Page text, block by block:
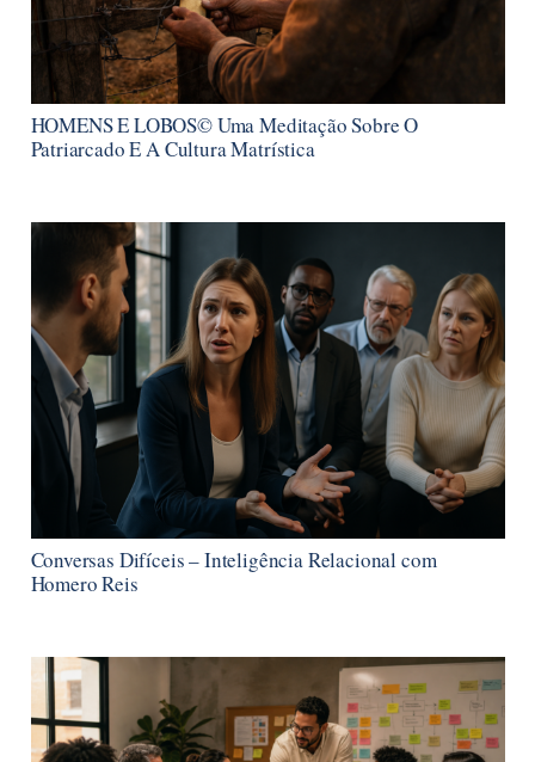
HOMENS E LOBOS© Uma Meditação Sobre O
Patriarcado E A Cultura Matrística
Conversas Difíceis – Inteligência Relacional com
Homero Reis